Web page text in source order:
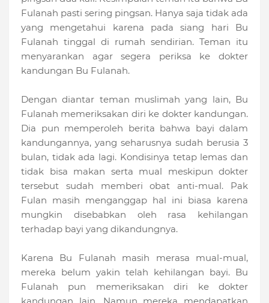
Fulanah pasti sering pingsan. Hanya saja tidak ada
yang mengetahui karena pada siang hari Bu
Fulanah tinggal di rumah sendirian. Teman itu
menyarankan agar segera periksa ke dokter
kandungan Bu Fulanah.
Dengan diantar teman muslimah yang lain, Bu
Fulanah memeriksakan diri ke dokter kandungan.
Dia pun memperoleh berita bahwa bayi dalam
kandungannya, yang seharusnya sudah berusia 3
bulan, tidak ada lagi. Kondisinya tetap lemas dan
tidak bisa makan serta mual meskipun dokter
tersebut sudah memberi obat anti-mual. Pak
Fulan masih menganggap hal ini biasa karena
mungkin disebabkan oleh rasa kehilangan
terhadap bayi yang dikandungnya.
Karena Bu Fulanah masih merasa mual-mual,
mereka belum yakin telah kehilangan bayi. Bu
Fulanah pun memeriksakan diri ke dokter